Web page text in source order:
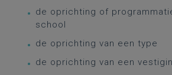
de oprichting of
school
de oprichting van een type
de oprichting van een